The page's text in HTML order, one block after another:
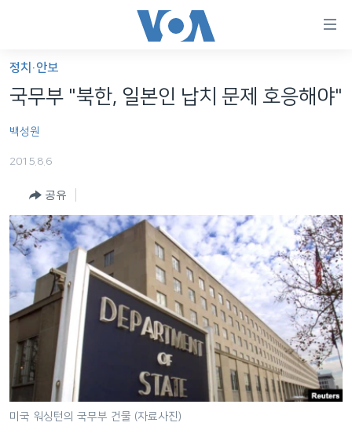
가
능
메
텐
츠
메
게
이
VOD
라디오
프로그램
주파수 안내
언어 선택
정치·안보
국무부 "북한, 일본인 납치 문제 호응해야"
백성원
2015.8.6
공유
미국 워싱턴의 국무부 건물 (자료사진)